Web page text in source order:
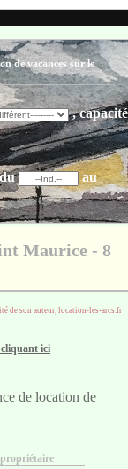
de vacances sur le
, capacité
du au
Maurice - 8
de son auteur, location-les-arcs.fr
ici
de location de
propriétaire